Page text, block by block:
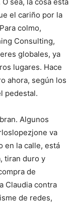
el cariño por la
colmo,
Consulting,
globales, ya
lugares. Hace
ahora, según los
pedestal.
Algunos
va
en la calle, está
tiran duro y
de
Claudia contra
de redes,